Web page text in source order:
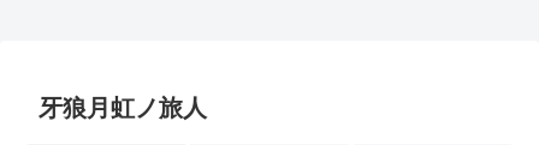
牙狼月虹ノ旅人